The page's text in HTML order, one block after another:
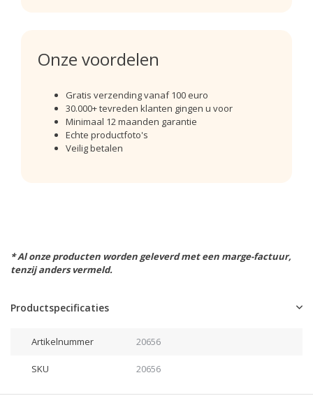
Onze voordelen
Gratis verzending vanaf 100 euro
30.000+ tevreden klanten gingen u voor
Minimaal 12 maanden garantie
Echte productfoto's
Veilig betalen
* Al onze producten worden geleverd met een marge-factuur,
tenzij anders vermeld.
Productspecificaties
Artikelnummer 20656
SKU 20656